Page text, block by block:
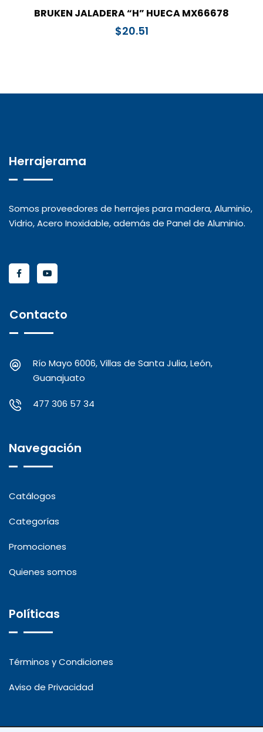
BRUKEN JALADERA “H” HUECA MX66678
$20.51
Herrajerama
Somos proveedores de herrajes para madera, Aluminio,
Vidrio, Acero Inoxidable, además de Panel de Aluminio.
Contacto
Río Mayo 6006, Villas de Santa Julia, León,
Guanajuato
477 306 57 34
Navegación
Catálogos
Categorías
Promociones
Quienes somos
Políticas
Términos y Condiciones
Aviso de Privacidad